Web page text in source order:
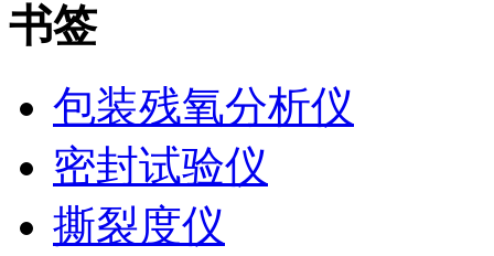
书签
包装残氧分析仪
密封试验仪
撕裂度仪